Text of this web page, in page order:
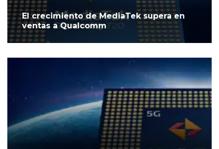
El crecimiento de MediaTek supera en
ventas a Qualcomm